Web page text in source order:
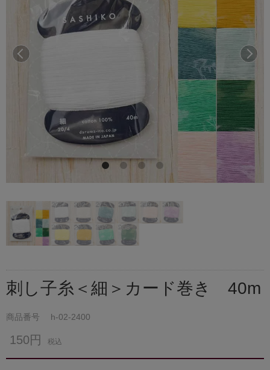
前へ 次へ
刺し子糸＜細＞カード巻き 40m
商品番号 h-02-2400
150円 税込